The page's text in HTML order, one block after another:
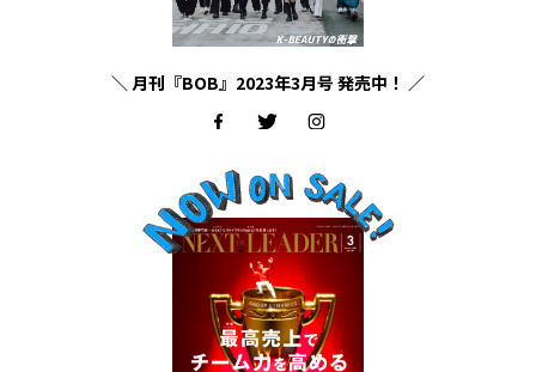
＼ 月刊『BOB』2023年3月号 発売中！ ／